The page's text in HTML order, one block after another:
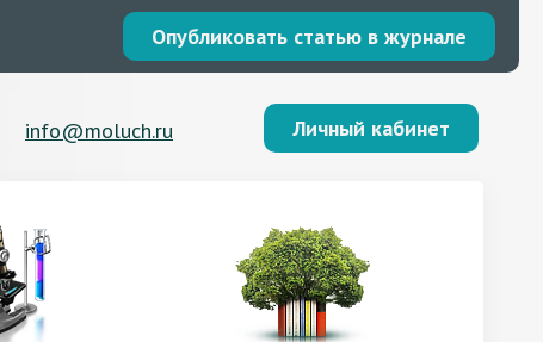
Опубликовать статью в журнале
info@moluch.ru Личный кабинет